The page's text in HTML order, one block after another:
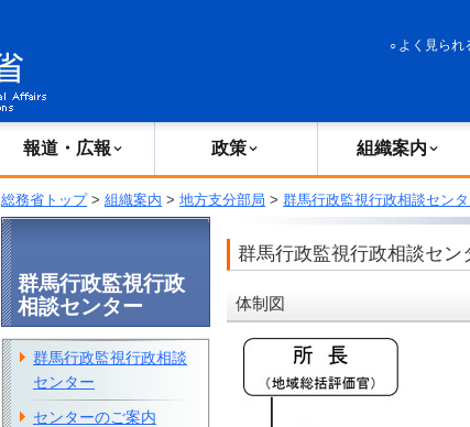
よく見られ
報道・広報 政策 組織案内
総務省トップ> 組織案内 > 地方支分部局 > 群馬行政監視行政相談セン
群馬行政監視行政相談セン
体制図
群馬行政監視行政
相談センター
群馬行政監視行政相談
センター
センターのご案内